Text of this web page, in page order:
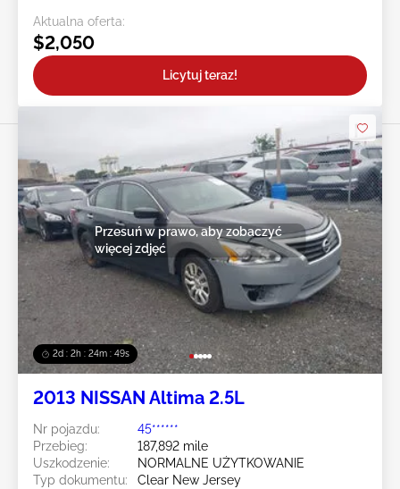
Aktualna oferta:
$2,050
Licytuj teraz!
2d : 2h : 24m : 47s
Przesuń w prawo, aby zobaczyć
więcej zdjęć
2013 NISSAN Altima 2.5L
Nr pojazdu:
45******
Przebieg:
187,892 mile
Uszkodzenie:
NORMALNE UŻYTKOWANIE
Typ dokumentu:
Clear New Jersey